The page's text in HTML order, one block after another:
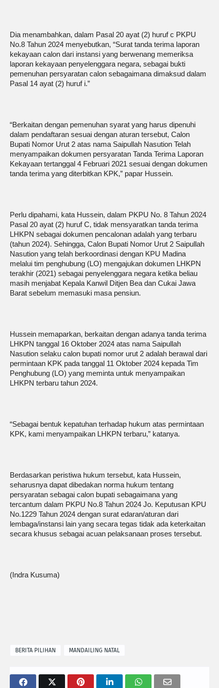
Dia menambahkan, dalam Pasal 20 ayat (2) huruf c PKPU
No.8 Tahun 2024 menyebutkan, “Surat tanda terima laporan
kekayaan calon dari instansi yang berwenang memeriksa
laporan kekayaan penyelenggara negara, sebagai bukti
pemenuhan persyaratan calon sebagaimana dimaksud dalam
Pasal 14 ayat (2) huruf i.”
“Berkaitan dengan pemenuhan syarat yang harus dipenuhi
dalam pendaftaran sesuai dengan aturan tersebut, Calon
Bupati Nomor Urut 2 atas nama Saipullah Nasution Telah
menyampaikan dokumen persyaratan Tanda Terima Laporan
Kekayaan tertanggal 4 Februari 2021 sesuai dengan dokumen
tanda terima yang diterbitkan KPK,” papar Hussein.
Perlu dipahami, kata Hussein, dalam PKPU No. 8 Tahun 2024
Pasal 20 ayat (2) huruf C, tidak mensyaratkan tanda terima
LHKPN sebagai dokumen pencalonan adalah yang terbaru
(tahun 2024). Sehingga, Calon Bupati Nomor Urut 2 Saipullah
Nasution yang telah berkoordinasi dengan KPU Madina
melalui tim penghubung (LO) mengajukan dokumen LHKPN
terakhir (2021) sebagai penyelenggara negara ketika beliau
masih menjabat Kepala Kanwil Ditjen Bea dan Cukai Jawa
Barat sebelum memasuki masa pensiun.
Hussein memaparkan, berkaitan dengan adanya tanda terima
LHKPN tanggal 16 Oktober 2024 atas nama Saipullah
Nasution selaku calon bupati nomor urut 2 adalah berawal dari
permintaan KPK pada tanggal 11 Oktober 2024 kepada Tim
Penghubung (LO) yang meminta untuk menyampaikan
LHKPN terbaru tahun 2024.
“Sebagai bentuk kepatuhan terhadap hukum atas permintaan
KPK, kami menyampaikan LHKPN terbaru,” katanya.
Berdasarkan peristiwa hukum tersebut, kata Hussein,
seharusnya dapat dibedakan norma hukum tentang
persyaratan sebagai calon bupati sebagaimana yang
tercantum dalam PKPU No.8 Tahun 2024 Jo. Keputusan KPU
No.1229 Tahun 2024 dengan surat edaran/aturan dari
lembaga/instansi lain yang secara tegas tidak ada keterkaitan
secara khusus sebagai acuan pelaksanaan proses tersebut.
(Indra Kusuma)
BERITA PILIHAN MANDAILING NATAL